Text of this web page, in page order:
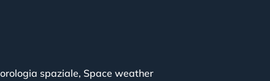
spaziale, Space weather